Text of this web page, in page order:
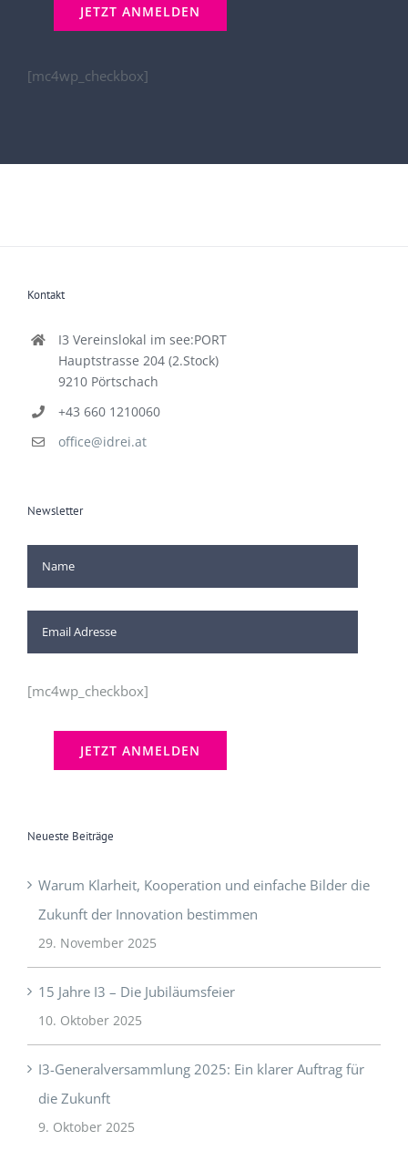
[mc4wp_checkbox]
Kontakt
I3 Vereinslokal im see:PORT
Hauptstrasse 204 (2.Stock)
9210 Pörtschach
+43 660 1210060
office@idrei.at
Newsletter
[mc4wp_checkbox]
Neueste Beiträge
Warum Klarheit, Kooperation und einfache Bilder die
Zukunft der Innovation bestimmen
29. November 2025
15 Jahre I3 – Die Jubiläumsfeier
10. Oktober 2025
I3-Generalversammlung 2025: Ein klarer Auftrag für
die Zukunft
9. Oktober 2025